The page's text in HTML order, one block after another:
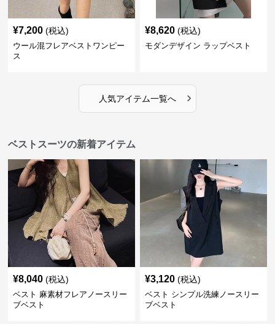
¥7,200 (税込)
ウール混フレアベストワンピー
ス
¥8,620 (税込)
モダンデザイン ラップベスト
人気アイテム一覧へ ›
ベストスーツの新着アイテム
¥8,040 (税込)
ベスト 麻素材フレアノースリー
ブベスト
¥3,120 (税込)
ベスト シンプル洗練ノースリー
ブベスト